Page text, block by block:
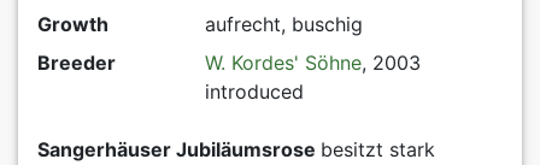
Growth
aufrecht, buschig
Breeder
W. Kordes' Söhne, 2003
introduced
Sangerhäuser Jubiläumsrose besitzt stark